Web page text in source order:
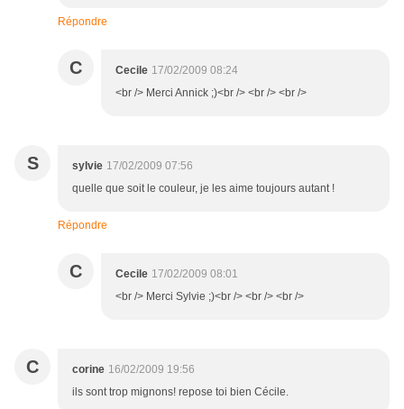
Répondre
C Cecile 17/02/2009 08:24
<br /> Merci Annick ;)<br /> <br /> <br />
S sylvie 17/02/2009 07:56
quelle que soit le couleur, je les aime toujours autant !
Répondre
C Cecile 17/02/2009 08:01
<br /> Merci Sylvie ;)<br /> <br /> <br />
C corine 16/02/2009 19:56
ils sont trop mignons! repose toi bien Cécile.